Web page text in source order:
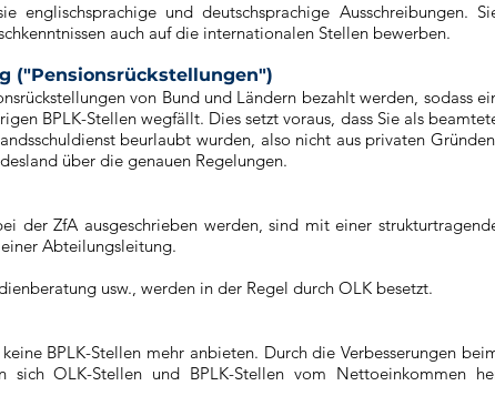
englischsprachige und deutschsprachige Ausschreibungen.
auch auf die internationalen Stellen bewerben.
("Pensionsrückstellungen")
von Bund und Ländern bezahlt werden, sodass
BPLK-Stellen wegfällt. Dies setzt voraus, dass Sie als
beurlaubt wurden, also nicht aus privaten
über die genauen Regelungen.
der ZfA ausgeschrieben werden, sind mit einer
Abteilungsleitung.
usw., werden in der Regel durch OLK besetzt.
BPLK-Stellen mehr anbieten. Durch die Verbesserungen
sich OLK-Stellen und BPLK-Stellen vom Nettoeinkommen